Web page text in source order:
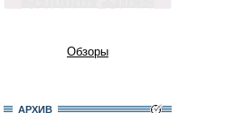
Обзоры
АРХИВ